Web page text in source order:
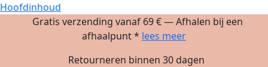
Hoofdinhoud
Gratis verzending vanaf 69 € — Afhalen bij een
afhaalpunt * lees meer
Retourneren binnen 30 dagen